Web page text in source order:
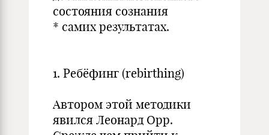
состояния сознания
* самих результатах.
1. Ребёфинг (rebirthing)
Автором этой методики
явился Леонард Орр.